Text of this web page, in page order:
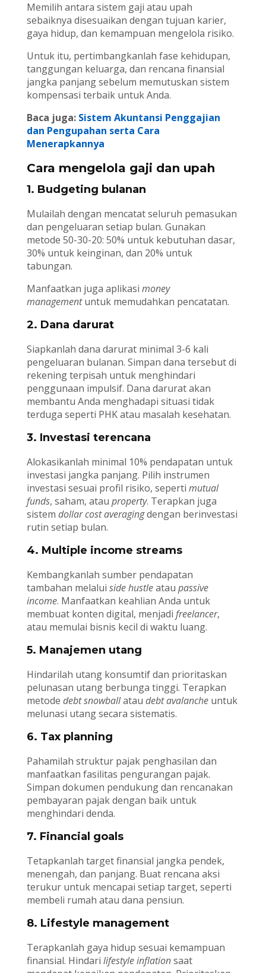
Memilih antara sistem gaji atau upah
sebaiknya disesuaikan dengan tujuan karier,
gaya hidup, dan kemampuan mengelola risiko.
Untuk itu, pertimbangkanlah fase kehidupan,
tanggungan keluarga, dan rencana finansial
jangka panjang sebelum memutuskan sistem
kompensasi terbaik untuk Anda.
Baca juga: Sistem Akuntansi Penggajian
dan Pengupahan serta Cara
Menerapkannya
Cara mengelola gaji dan upah
1. Budgeting bulanan
Mulailah dengan mencatat seluruh pemasukan
dan pengeluaran setiap bulan. Gunakan
metode 50-30-20: 50% untuk kebutuhan dasar,
30% untuk keinginan, dan 20% untuk
tabungan.
Manfaatkan juga aplikasi money
managementuntuk memudahkan pencatatan.
2. Dana darurat
Siapkanlah dana darurat minimal 3-6 kali
pengeluaran bulanan. Simpan dana tersebut di
rekening terpisah untuk menghindari
penggunaan impulsif. Dana darurat akan
membantu Anda menghadapi situasi tidak
terduga seperti PHK atau masalah kesehatan.
3. Investasi terencana
Alokasikanlah minimal 10% pendapatan untuk
investasi jangka panjang. Pilih instrumen
investasi sesuai profil risiko, seperti mutual
funds, saham, atau property. Terapkan juga
sistem dollar cost averagingdengan berinvestasi
rutin setiap bulan.
4. Multiple income streams
Kembangkanlah sumber pendapatan
tambahan melalui side hustleatau passive
income. Manfaatkan keahlian Anda untuk
membuat konten digital, menjadi freelancer,
atau memulai bisnis kecil di waktu luang.
5. Manajemen utang
Hindarilah utang konsumtif dan prioritaskan
pelunasan utang berbunga tinggi. Terapkan
metode debt snowballatau debt avalancheuntuk
melunasi utang secara sistematis.
6. Tax planning
Pahamilah struktur pajak penghasilan dan
manfaatkan fasilitas pengurangan pajak.
Simpan dokumen pendukung dan rencanakan
pembayaran pajak dengan baik untuk
menghindari denda.
7. Financial goals
Tetapkanlah target finansial jangka pendek,
menengah, dan panjang. Buat rencana aksi
terukur untuk mencapai setiap target, seperti
membeli rumah atau dana pensiun.
8. Lifestyle management
Terapkanlah gaya hidup sesuai kemampuan
finansial. Hindari lifestyle inflationsaat